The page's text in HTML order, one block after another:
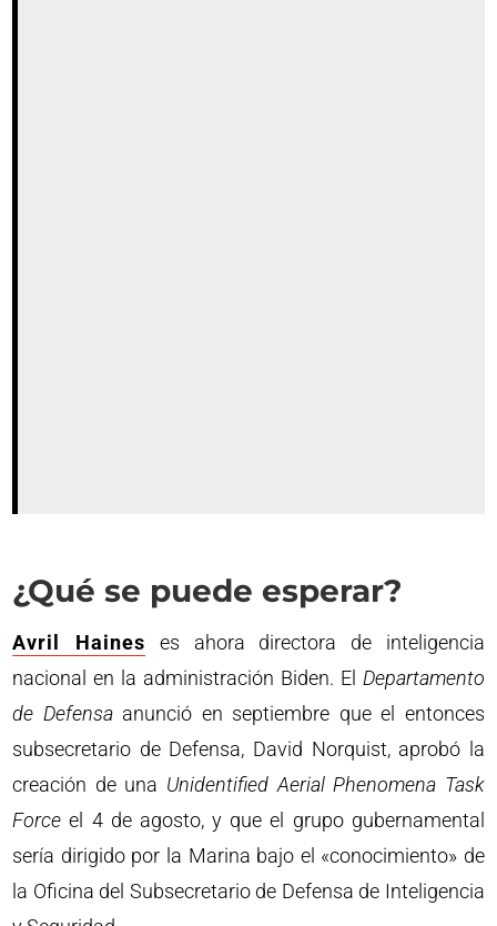
¿Qué se puede esperar?
Avril Haines es ahora directora de inteligencia
nacional en la administración Biden. El Departamento
de Defensaanunció en septiembre que el entonces
subsecretario de Defensa, David Norquist, aprobó la
creación de una Unidentified Aerial Phenomena Task
Force el 4 de agosto, y que el grupo gubernamental
sería dirigido por la Marina bajo el «conocimiento» de
la Oficina del Subsecretario de Defensa de Inteligencia